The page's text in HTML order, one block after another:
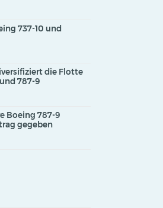
737-10 und
die Flotte
787-9
Boeing 787-9
gegeben